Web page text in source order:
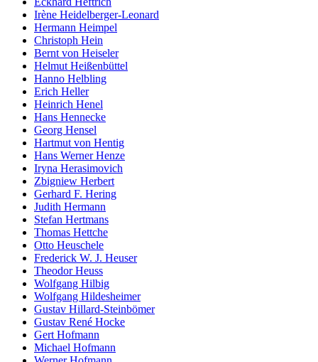
Irène Heidelberger-Leonard
Hermann Heimpel
Christoph Hein
Bernt von Heiseler
Helmut Heißenbüttel
Hanno Helbling
Erich Heller
Heinrich Henel
Hans Hennecke
Georg Hensel
Hartmut von Hentig
Hans Werner Henze
Iryna Herasimovich
Zbigniew Herbert
Gerhard F. Hering
Judith Hermann
Stefan Hertmans
Thomas Hettche
Otto Heuschele
Frederick W. J. Heuser
Theodor Heuss
Wolfgang Hilbig
Wolfgang Hildesheimer
Gustav Hillard-Steinbömer
Gustav René Hocke
Gert Hofmann
Michael Hofmann